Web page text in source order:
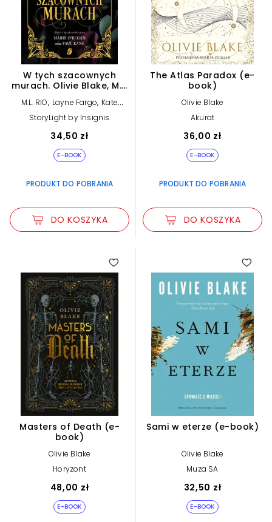
W tych szacownych
murach. Olivie Blake, M.L.
Academia (e-book)
M.L. RIO, Layne Fargo, Kate
Weinberg
, Susie Yang
Phoebe
Wynne,Tori Bovalino, Olivie
Kelly Andrew,James Tate
Marie O’Regan ,
Paul Kane
StoryLight by Insignis
34,50 zł
E-BOOK
PRODUKT DO POBRANIA
DO KOSZYKA
The Atlas Paradox (e-
book)
Olivie Blake
Akurat
36,00 zł
E-BOOK
PRODUKT DO POBRANIA
DO KOSZYKA
Masters of Death (e-
book)
Olivie Blake
Horyzont
48,00 zł
E-BOOK
Sami w eterze (e-book)
Olivie Blake
Muza SA
32,50 zł
E-BOOK